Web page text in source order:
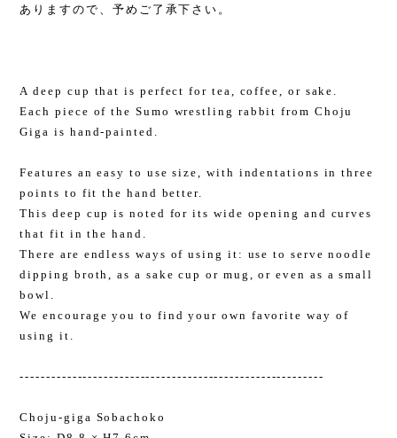
ありますので、予めご了承下さい。
A deep cup that is perfect for tea, coffee, or sake.
Each piece of the Sumo wrestling rabbit from Choju
Giga is hand-painted.
Features an easy to use size, with indentations in three
points to fit the hand better.
This deep cup is noted for its wide opening and curves
that fit in the hand.
There are endless ways of using it: use to serve noodle
dipping broth, as a sake cup or mug, or even as a small
bowl.
We encourage you to find your own favorite way of
using it.
----------------------------------------------------------
Choju-giga Sobachoko